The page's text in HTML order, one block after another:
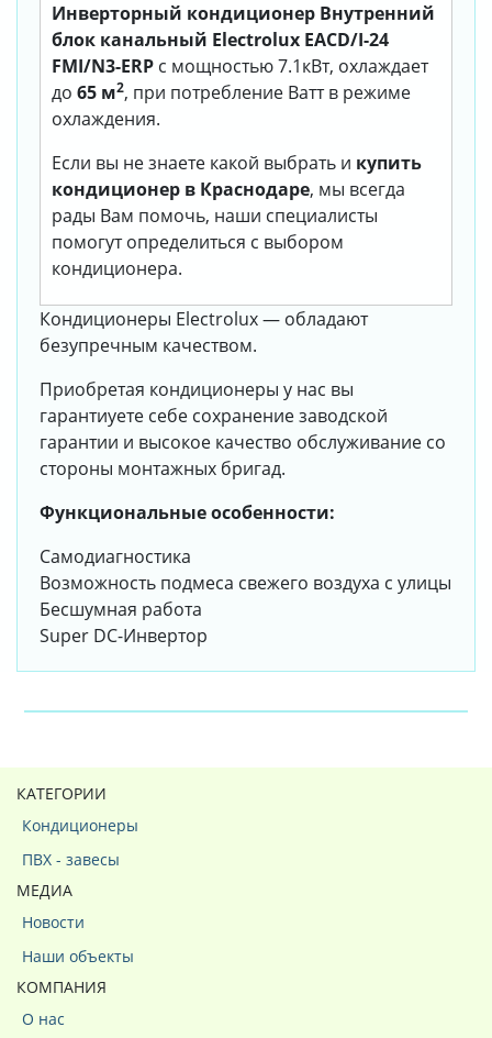
Инверторный кондиционер Внутренний
блок канальный Electrolux EACD/I-24
FMI/N3-ERP с мощностью 7.1кВт, охлаждает
до 65 м2, при потребление Ватт в режиме
охлаждения.
Если вы не знаете какой выбрать и купить
кондиционер в Краснодаре, мы всегда
рады Вам помочь, наши специалисты
помогут определиться с выбором
кондиционера.
Кондиционеры Electrolux — обладают
безупречным качеством.
Приобретая кондиционеры у нас вы
гарантиуете себе сохранение заводской
гарантии и высокое качество обслуживание со
стороны монтажных бригад.
Функциональные особенности:
Самодиагностика
Возможность подмеса свежего воздуха с улицы
Бесшумная работа
Super DC-Инвертор
КАТЕГОРИИ
Кондиционеры
ПВХ - завесы
МЕДИА
Новости
Наши объекты
КОМПАНИЯ
О нас